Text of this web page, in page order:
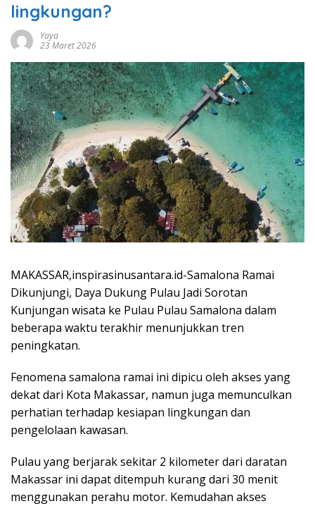
lingkungan?
Yaya
23 Maret 2026
MAKASSAR,inspirasinusantara.id-Samalona Ramai
Dikunjungi, Daya Dukung Pulau Jadi Sorotan
Kunjungan wisata ke Pulau Pulau Samalona dalam
beberapa waktu terakhir menunjukkan tren
peningkatan.
Fenomena samalona ramai ini dipicu oleh akses yang
dekat dari Kota Makassar, namun juga memunculkan
perhatian terhadap kesiapan lingkungan dan
pengelolaan kawasan.
Pulau yang berjarak sekitar 2 kilometer dari daratan
Makassar ini dapat ditempuh kurang dari 30 menit
menggunakan perahu motor. Kemudahan akses